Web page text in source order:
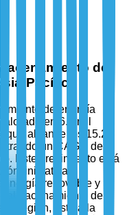
de
Pacífico
de energía
en 6.5 mil
que alcance los 15.2
un CAGR del
Este crecimiento está
iniciativas
renovable y la
almacenamiento de
región, está a la